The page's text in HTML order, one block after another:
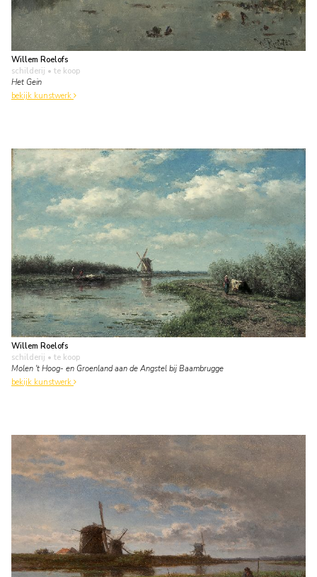
Willem Roelofs
schilderij • te koop
Het Gein
bekijk kunstwerk
Willem Roelofs
schilderij • te koop
Molen 't Hoog- en Groenland aan de Angstel bij Baambrugge
bekijk kunstwerk